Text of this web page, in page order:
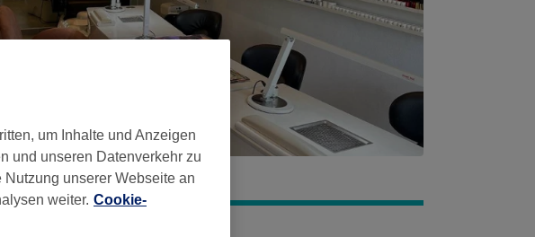
um Inhalte und Anzeigen
und unseren Datenverkehr zu
unserer Webseite an
weiter. Cookie-